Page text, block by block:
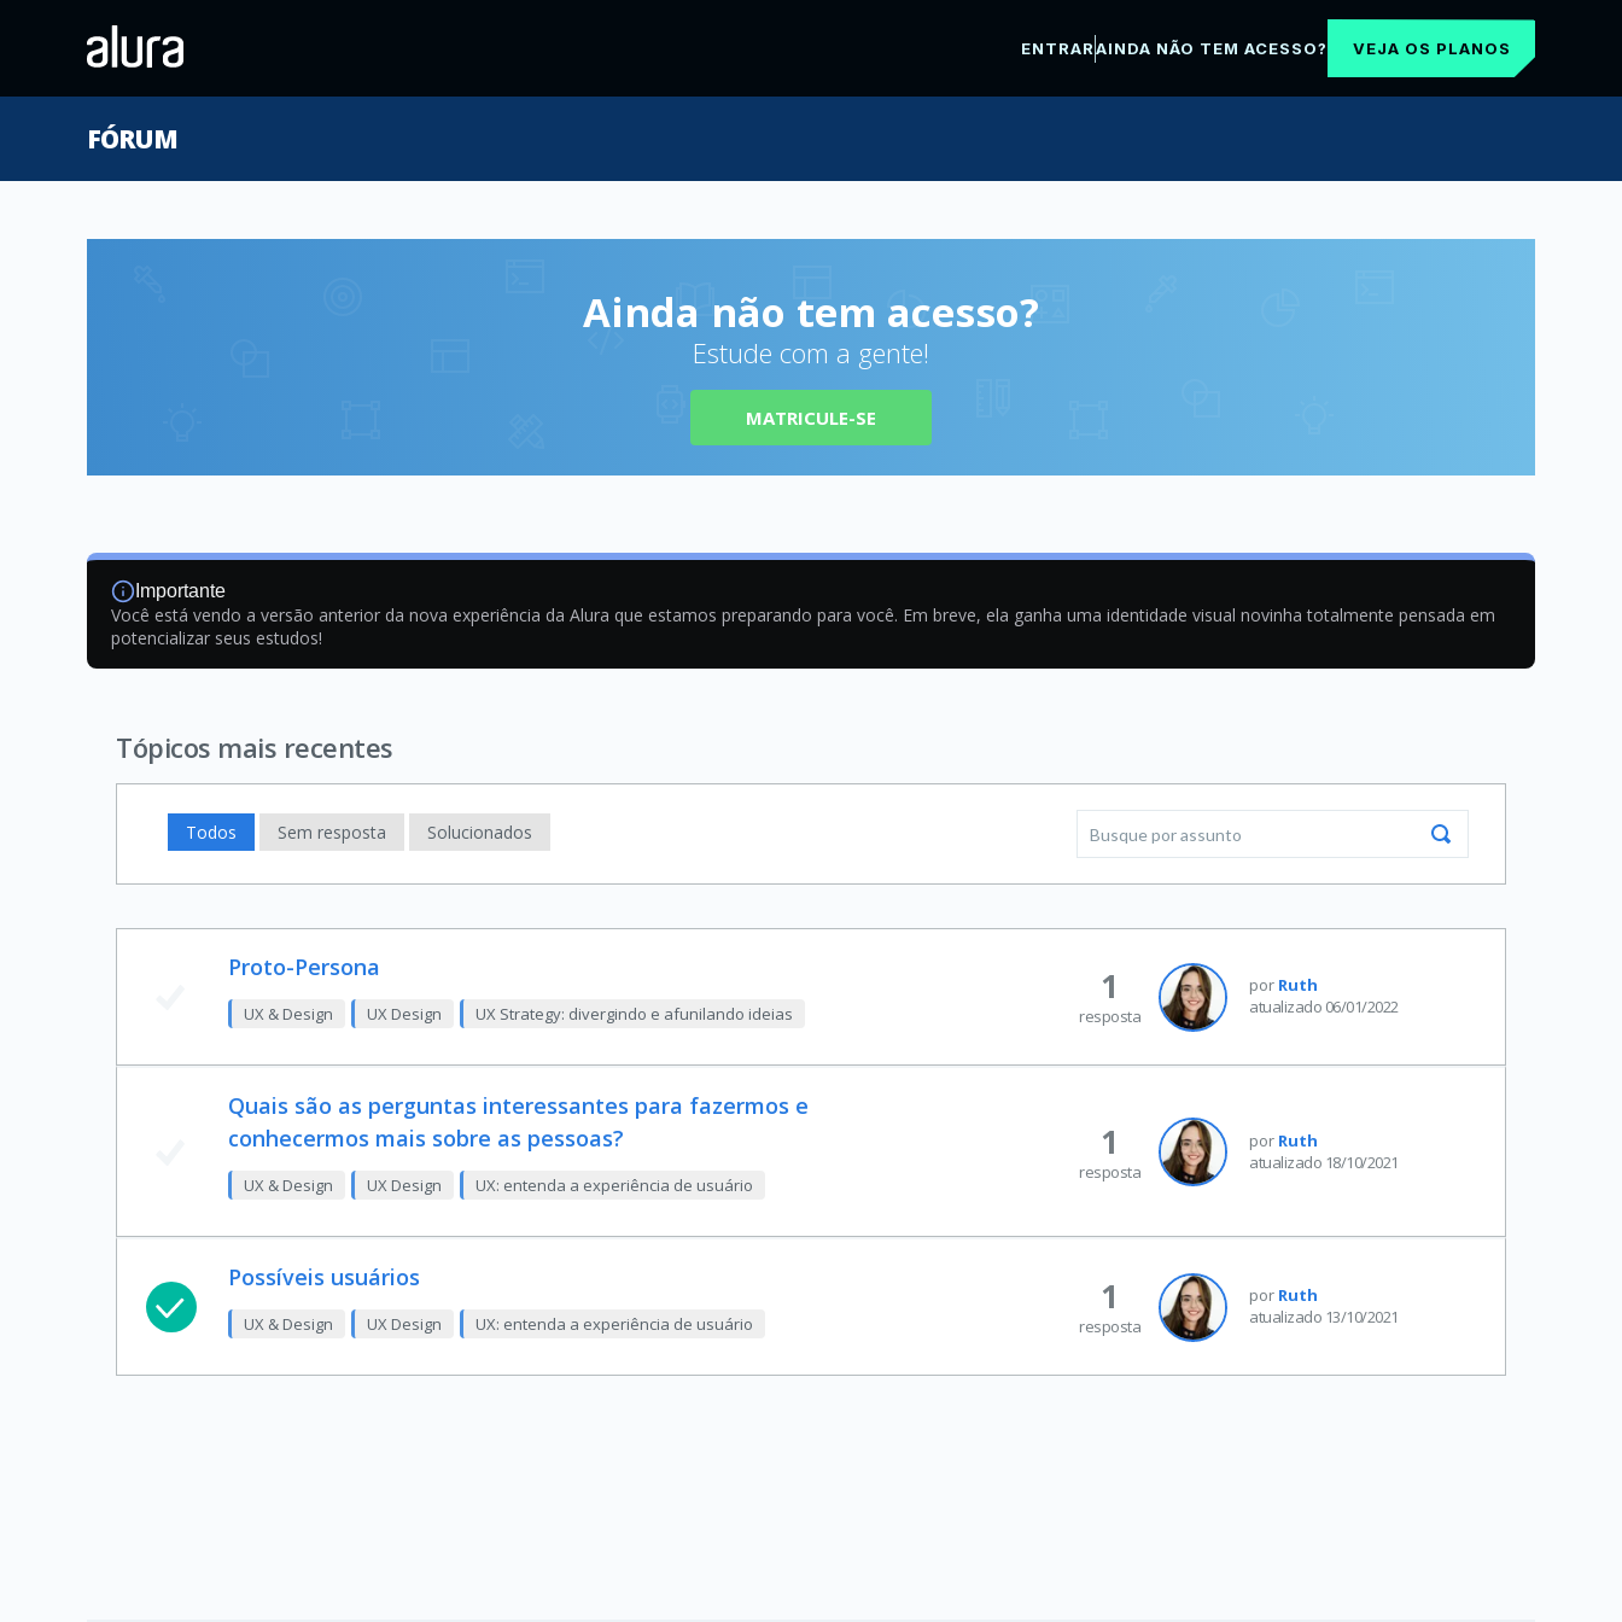
ENTRARAINDA NÃO TEM ACESSO? VEJA OS PLANOS
FÓRUM
Ainda não tem acesso?
Estude com a gente!
MATRICULE-SE
Importante
Você está vendo a versão anterior da nova experiência da Alura que estamos preparando para você. Em breve, ela ganha uma identidade visual novinha totalmente pensada em
potencializar seus estudos!
Tópicos mais recentes
Todos Sem resposta Solucionados
Proto-Persona
UX & Design UX Design UX Strategy: divergindo e afunilando ideias
por Ruth
atualizado 06/01/2022
1
resposta
Quais são as perguntas interessantes para fazermos e
conhecermos mais sobre as pessoas?
UX & Design UX Design UX: entenda a experiência de usuário
por Ruth
atualizado 18/10/2021
1
resposta
Possíveis usuários
UX & Design UX Design UX: entenda a experiência de usuário
por Ruth
atualizado 13/10/2021
1
resposta